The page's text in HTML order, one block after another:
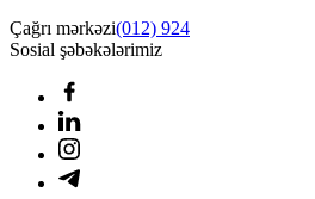
Çağrı mərkəzi(012) 924
Sosial şəbəkələrimiz